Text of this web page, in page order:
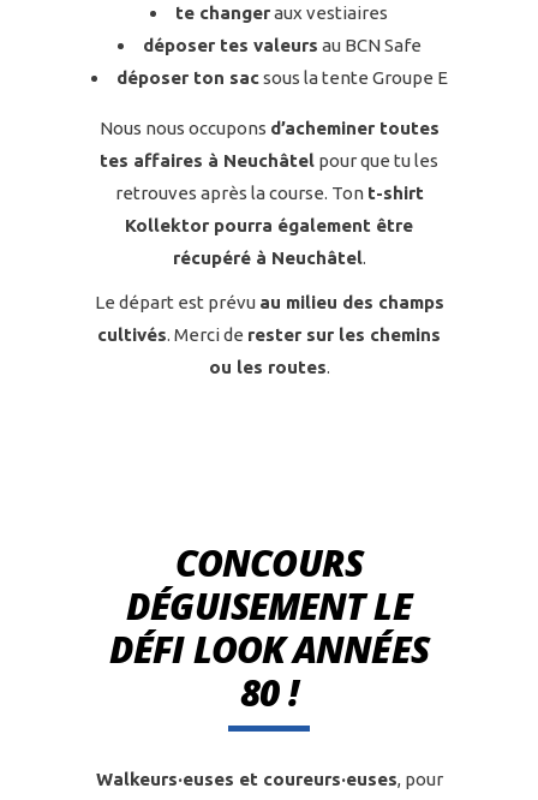
te changeraux vestiaires
déposer tes valeurs au BCN Safe
déposer ton sacsous la tente Groupe E
Nous nous occupons d’acheminer toutes
tes affaires à Neuchâtel pour que tu les
retrouves après la course. Ton t-shirt
Kollektor pourra également être
récupéré à Neuchâtel.
Le départ est prévu au milieu des champs
cultivés. Merci de rester sur les chemins
ou les routes.
CONCOURS
DÉGUISEMENT LE
DÉFI LOOK ANNÉES
80 !
Walkeurs·euses et coureurs·euses, pour